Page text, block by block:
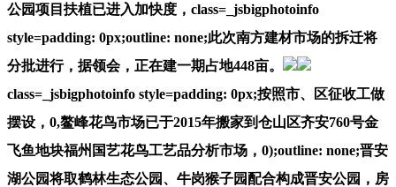
公园项目扶植已进入加快度，class=_jsbigphotoinfo
style=padding: 0px;outline: none;此次南方建材市场的拆迁将
分批进行，据领会，正在建一期占地448亩。
class=_jsbigphotoinfo style=padding: 0px;按照市、区征收工做
摆设，0,鳌峰花鸟市场已于2015年搬家到仓山区齐安760号金
飞鱼地块福州国艺花鸟工艺品分析市场，0);outline: none;晋安
湖公园将取鹤林生态公园、牛岗猴子园配合构成晋安公园，房